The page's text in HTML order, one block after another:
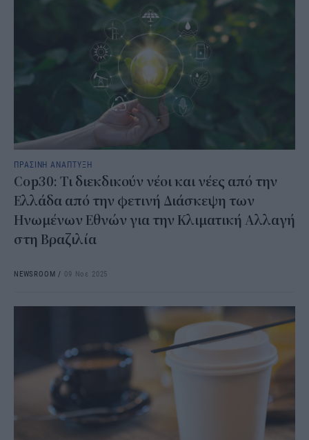
ΠΡΑΣΙΝΗ ΑΝΑΠΤΥΞΗ
Cop30: Τι διεκδικούν νέοι και νέες από την
Ελλάδα από την φετινή Διάσκεψη των
Ηνωμένων Εθνών για την Κλιματική Αλλαγή
στη Βραζιλία
NEWSROOM / 09 Νοε 2025